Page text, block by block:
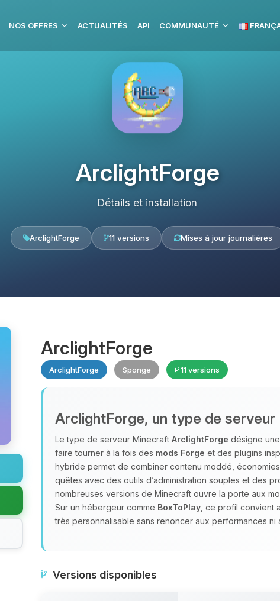
NOS OFFRES ACTUALITÉS API COMMUNAUTÉ
ArclightForge
Détails et installation
ArclightForge 11 versions Mises à jour journalières
ArclightForge
ArclightForge Sponge 11 versions
ArclightForge, un type de
Le type de serveur Minecraft ArclightForge désigne
faire tourner à la fois des mods Forge et des plugins
hybride permet de combiner contenu moddé,
quêtes avec des outils d’administration souples et des
nombreuses versions de Minecraft ouvre la porte aux
Sur un hébergeur comme BoxToPlay , ce profil convient
très personnalisable sans renoncer aux performances ni
Versions disponibles